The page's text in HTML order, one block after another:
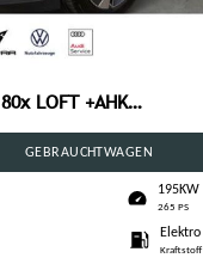
SKODA Enyaq iV 80x LOFT +AHK +MATRIX +ACC +CARPLAY +RK
GEBRAUCHTWAGEN
195KW
265 PS
Elektro
Kraftstoff